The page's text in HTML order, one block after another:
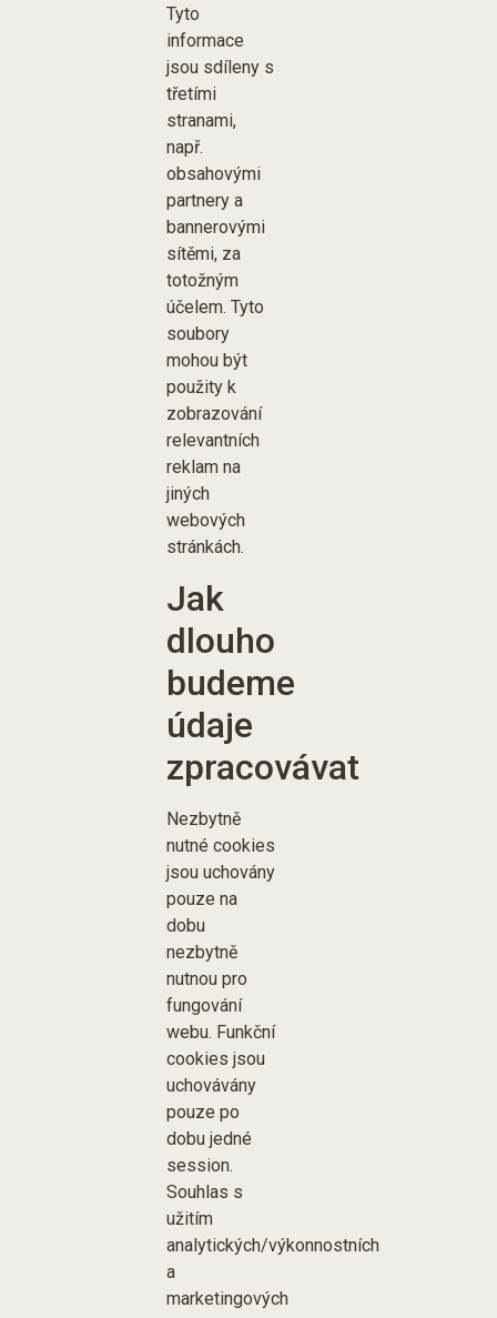
Tyto
informace
jsou sdíleny s
třetími
stranami,
např.
obsahovými
partnery a
bannerovými
sítěmi, za
totožným
účelem. Tyto
soubory
mohou být
použity k
zobrazování
relevantních
reklam na
jiných
webových
stránkách.
Jak
dlouho
budeme
údaje
zpracovávat
Nezbytně
nutné cookies
jsou uchovány
pouze na
dobu
nezbytně
nutnou pro
fungování
webu. Funkční
cookies jsou
uchovávány
pouze po
dobu jedné
session.
Souhlas s
užitím
analytických/výkonnostních
a
marketingových